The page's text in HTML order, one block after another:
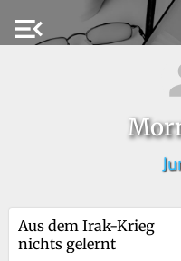
menu_open
Aus dem Irak-Krieg
nichts gelernt